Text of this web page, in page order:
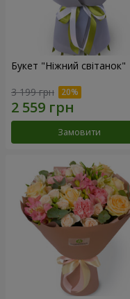
Букет "Ніжний світанок"
3 199 грн
Замовити